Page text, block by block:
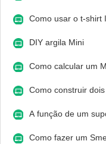
Como usar o t-shirt
DIY argila Mini
Como calcular um
Como construir
A função de um
Como fazer um